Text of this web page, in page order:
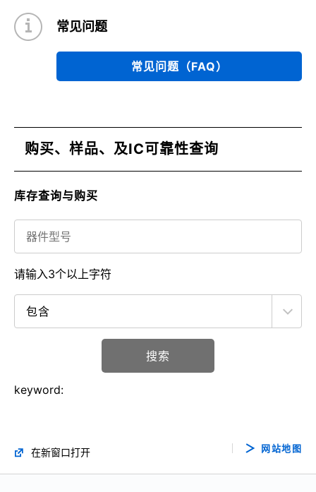
常见问题
常见问题（FAQ）
购买、样品、及IC可靠性查询
库存查询与购买
搜索
请输入3个以上字符
keyword:
在新窗口打开 网站地图